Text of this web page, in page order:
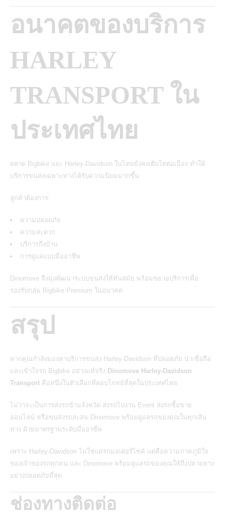
อนาคตของบริการ
HARLEY
TRANSPORT ใน
ประเทศไทย
ตลาด Bigbike และ Harley-Davidson ในไทยยังคงเติบโตต่อเนื่อง ทำให้
บริการขนส่งเฉพาะทางได้รับความนิยมมากขึ้น
ลูกค้าต้องการ:
ความปลอดภัย
ความสะดวก
บริการถึงบ้าน
การดูแลแบบมืออาชีพ
Dinomove จึงมุ่งพัฒนาระบบขนส่งให้ทันสมัย พร้อมขยายบริการเพื่อ
รองรับกลุ่ม Bigbike Premium ในอนาคต
สรุป
หากคุณกำลังมองหาบริการขนส่ง Harley-Davidson ที่ปลอดภัย น่าเชื่อถือ
และเข้าใจรถ Bigbike อย่างแท้จริง Dinomove Harley-Davidson
Transport คือหนึ่งในตัวเลือกที่ตอบโจทย์ที่สุดในประเทศไทย
ไม่ว่าจะเป็นการส่งรถข้ามจังหวัด ส่งรถไปงาน Event ส่งรถซื้อขาย
ออนไลน์ หรือขนส่งรถสะสม Dinomove พร้อมดูแลรถของคุณในทุกเส้น
ทาง ด้วยมาตรฐานระดับมืออาชีพ
เพราะ Harley-Davidson ไม่ใช่แค่รถมอเตอร์ไซค์ แต่คือความภาคภูมิใจ
ของเจ้าของรถทุกคน และ Dinomove พร้อมดูแลรถของคุณให้ถึงปลายทาง
อย่างปลอดภัยที่สุด
ช่องทางติดต่อ